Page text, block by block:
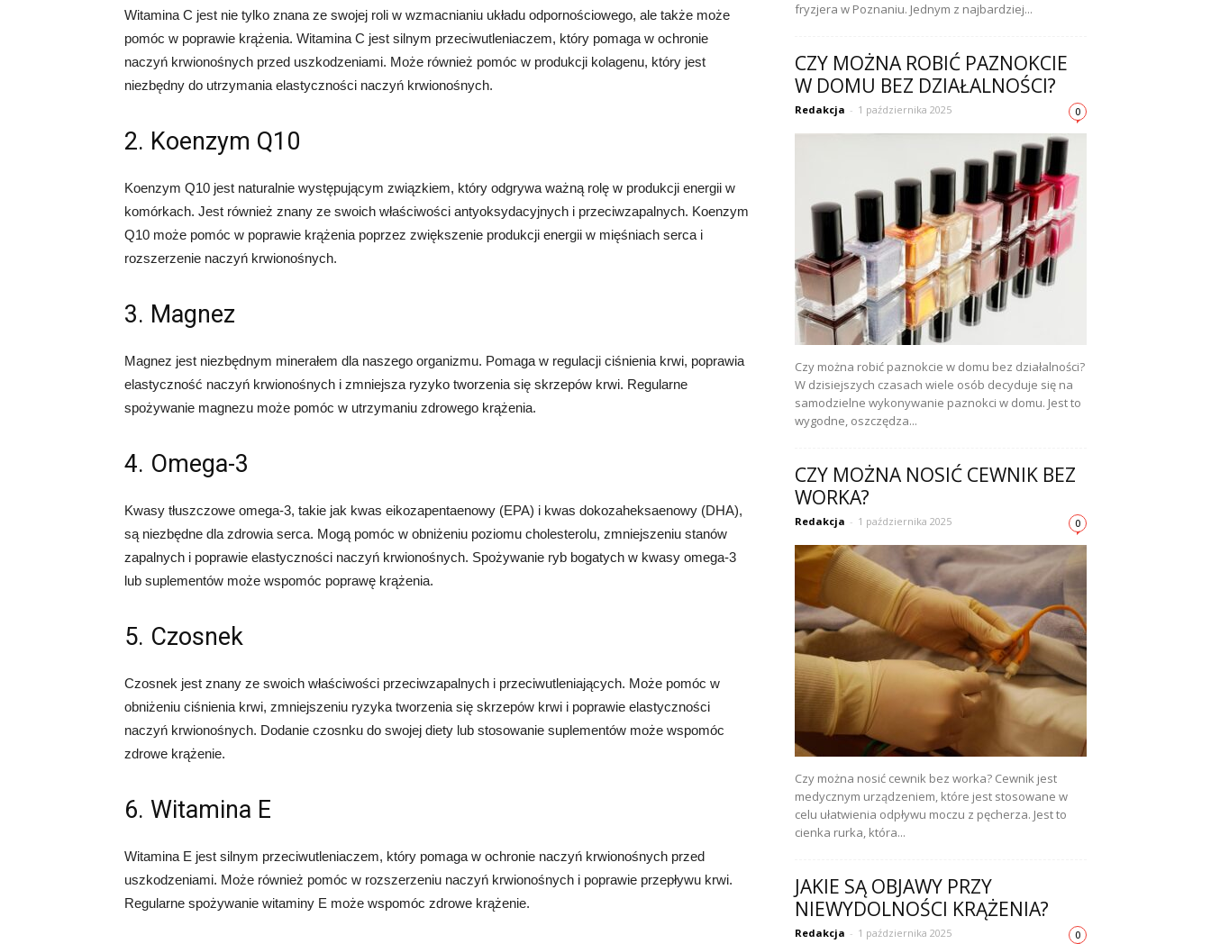
Witamina C jest nie tylko znana ze swojej roli w wzmacnianiu układu odpornościowego, ale także może
pomóc w poprawie krążenia. Witamina C jest silnym przeciwutleniaczem, który pomaga w ochronie
naczyń krwionośnych przed uszkodzeniami. Może również pomóc w produkcji kolagenu, który jest
niezbędny do utrzymania elastyczności naczyń krwionośnych.
2. Koenzym Q10
Koenzym Q10 jest naturalnie występującym związkiem, który odgrywa ważną rolę w produkcji energii w
komórkach. Jest również znany ze swoich właściwości antyoksydacyjnych i przeciwzapalnych. Koenzym
Q10 może pomóc w poprawie krążenia poprzez zwiększenie produkcji energii w mięśniach serca i
rozszerzenie naczyń krwionośnych.
3. Magnez
Magnez jest niezbędnym minerałem dla naszego organizmu. Pomaga w regulacji ciśnienia krwi, poprawia
elastyczność naczyń krwionośnych i zmniejsza ryzyko tworzenia się skrzepów krwi. Regularne
spożywanie magnezu może pomóc w utrzymaniu zdrowego krążenia.
4. Omega-3
Kwasy tłuszczowe omega-3, takie jak kwas eikozapentaenowy (EPA) i kwas dokozaheksaenowy (DHA),
są niezbędne dla zdrowia serca. Mogą pomóc w obniżeniu poziomu cholesterolu, zmniejszeniu stanów
zapalnych i poprawie elastyczności naczyń krwionośnych. Spożywanie ryb bogatych w kwasy omega-3
lub suplementów może wspomóc poprawę krążenia.
5. Czosnek
Czosnek jest znany ze swoich właściwości przeciwzapalnych i przeciwutleniających. Może pomóc w
obniżeniu ciśnienia krwi, zmniejszeniu ryzyka tworzenia się skrzepów krwi i poprawie elastyczności
naczyń krwionośnych. Dodanie czosnku do swojej diety lub stosowanie suplementów może wspomóc
zdrowe krążenie.
6. Witamina E
Witamina E jest silnym przeciwutleniaczem, który pomaga w ochronie naczyń krwionośnych przed
uszkodzeniami. Może również pomóc w rozszerzeniu naczyń krwionośnych i poprawie przepływu krwi.
Regularne spożywanie witaminy E może wspomóc zdrowe krążenie.
fryzjera w Poznaniu. Jednym z najbardziej...
CZY MOŻNA ROBIĆ PAZNOKCIE
W DOMU BEZ DZIAŁALNOŚCI?
Redakcja - 1 października 2025 0
Czy można robić paznokcie w domu bez działalności?
W dzisiejszych czasach wiele osób decyduje się na
samodzielne wykonywanie paznokci w domu. Jest to
wygodne, oszczędza...
CZY MOŻNA NOSIĆ CEWNIK BEZ
WORKA?
Redakcja - 1 października 2025 0
Czy można nosić cewnik bez worka? Cewnik jest
medycznym urządzeniem, które jest stosowane w
celu ułatwienia odpływu moczu z pęcherza. Jest to
cienka rurka, która...
JAKIE SĄ OBJAWY PRZY
NIEWYDOLNOŚCI KRĄŻENIA?
Redakcja - 1 października 2025 0